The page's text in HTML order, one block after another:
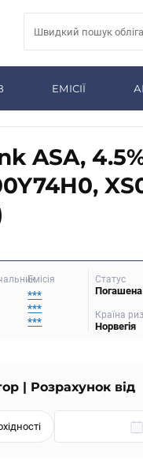
ЕМІСІЇ
ASA,
Емісія
***
***
***
Статус
Погашена
Країна
Норвегія
| Розрахунок від